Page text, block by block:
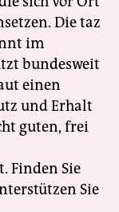
Die taz
im
bundesweit
einen
und Erhalt
guten, frei
Finden Sie
Sie